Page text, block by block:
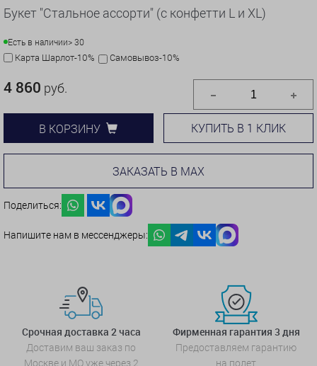
Букет "Стальное ассорти" (с конфетти L и XL)
Есть в наличии> 30
Карта Шарлот-10% Самовывоз-10%
4 860 руб.
В КОРЗИНУ КУПИТЬ В 1 КЛИК
ЗАКАЗАТЬ В MAX
Поделиться:
Напишите нам в мессенджеры:
Срочная доставка 2 часа
Доставим ваш заказ по
Москве и МО уже через 2
Фирменная гарантия 3 дня
Предоставляем гарантию
на полет